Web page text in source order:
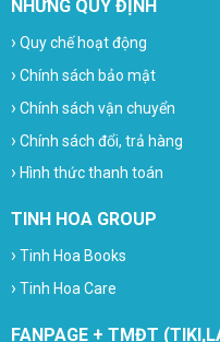
NHỮNG QUY ĐỊNH
› Quy chế hoạt động
› Chính sách bảo mật
› Chính sách vận chuyển
› Chính sách đổi, trả hàng
› Hình thức thanh toán
TINH HOA GROUP
› Tinh Hoa Books
› Tinh Hoa Care
FANPAGE + TMĐT